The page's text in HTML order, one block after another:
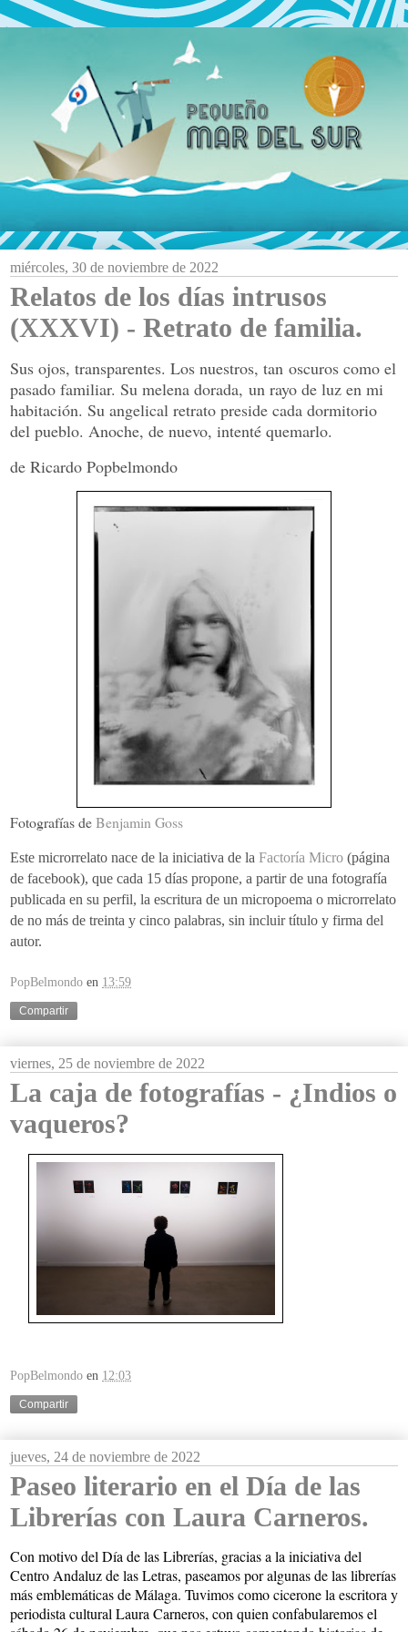
miércoles, 30 de noviembre de 2022
Relatos de los días intrusos
(XXXVI) - Retrato de familia.
Sus ojos, transparentes. Los nuestros, tan oscuros como el
pasado familiar. Su melena dorada, un rayo de luz en mi
habitación. Su angelical retrato preside cada dormitorio
del pueblo. Anoche, de nuevo, intenté quemarlo.
de Ricardo Popbelmondo
Fotografías deBenjamin Goss
Este microrrelato nace de la iniciativa de la Factoría Micro (página
de facebook), que cada 15 días propone, a partir de una fotografía
publicada en su perfil, la escritura de un micropoema o microrrelato
de no más de treinta y cinco palabras, sin incluir título y firma del
autor.
PopBelmondo en 13:59
Compartir
viernes, 25 de noviembre de 2022
La caja de fotografías - ¿Indios o
vaqueros?
PopBelmondo en 12:03
Compartir
jueves, 24 de noviembre de 2022
Paseo literario en el Día de las
Librerías con Laura Carneros.
Con motivo del Día de las Librerías, gracias a la iniciativa del
Centro Andaluz de las Letras, paseamos por algunas de las librerías
más emblemáticas de Málaga. Tuvimos como cicerone la escritora y
periodista cultural Laura Carneros, con quien confabularemos el